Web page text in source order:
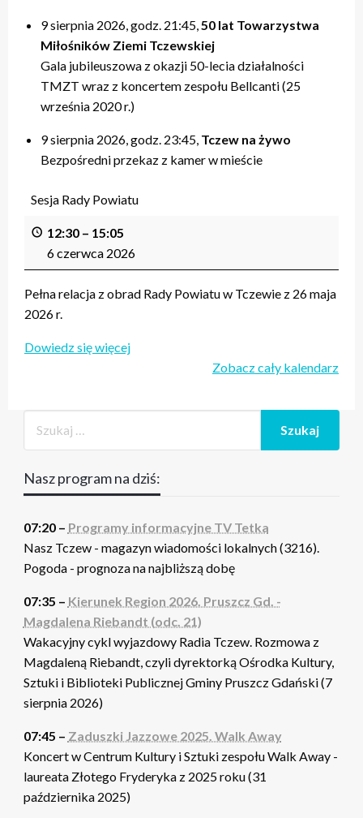
9 sierpnia 2026, godz. 21:45, 50 lat Towarzystwa
Miłośników Ziemi Tczewskiej
Gala jubileuszowa z okazji 50-lecia działalności
TMZT wraz z koncertem zespołu Bellcanti (25
września 2020 r.)
9 sierpnia 2026, godz. 23:45, Tczew na żywo
Bezpośredni przekaz z kamer w mieście
Sesja Rady Powiatu
12:30 – 15:05
6 czerwca 2026
Pełna relacja z obrad Rady Powiatu w Tczewie z 26 maja
2026 r.
Dowiedz się więcej
Zobacz cały kalendarz
Nasz program na dziś:
07:20 – Programy informacyjne TV Tetka
Nasz Tczew - magazyn wiadomości lokalnych (3216).
Pogoda - prognoza na najbliższą dobę
07:35 – Kierunek Region 2026. Pruszcz Gd. -
Magdalena Riebandt (odc. 21)
Wakacyjny cykl wyjazdowy Radia Tczew. Rozmowa z
Magdaleną Riebandt, czyli dyrektorką Ośrodka Kultury,
Sztuki i Biblioteki Publicznej Gminy Pruszcz Gdański (7
sierpnia 2026)
07:45 – Zaduszki Jazzowe 2025. Walk Away
Koncert w Centrum Kultury i Sztuki zespołu Walk Away -
laureata Złotego Fryderyka z 2025 roku (31
października 2025)